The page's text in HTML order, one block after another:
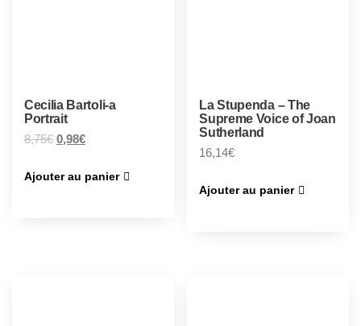
Cecilia Bartoli-a
Portrait
8,75€ 0,98€
Ajouter au panier
La Stupenda – The
Supreme Voice of Joan
Sutherland
16,14€
Ajouter au panier